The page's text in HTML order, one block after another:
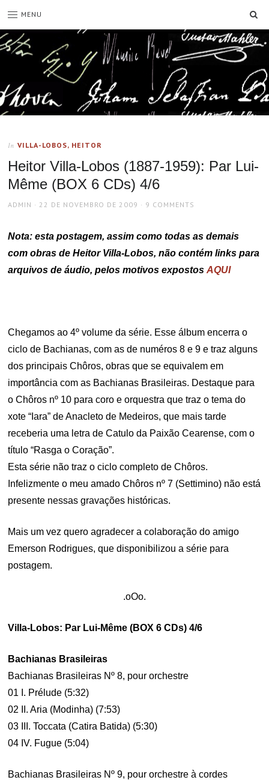
MENU
In VILLA-LOBOS, HEITOR
Heitor Villa-Lobos (1887-1959): Par Lui-
Même (BOX 6 CDs) 4/6
AUTHOR
ADMIN
POSTED
22 DE NOVEMBRO DE 2009 9 COMMENTS
Nota: esta postagem, assim como todas as demais
com obras de Heitor Villa-Lobos, não contém links para
arquivos de áudio, pelos motivos expostosAQUI
Chegamos ao 4º volume da série. Esse álbum encerra o
ciclo de Bachianas, com as de numéros 8 e 9 e traz alguns
dos principais Chôros, obras que se equivalem em
importância com as Bachianas Brasileiras. Destaque para
o Chôros nº 10 para coro e orquestra que traz o tema do
xote “Iara” de Anacleto de Medeiros, que mais tarde
receberia uma letra de Catulo da Paixão Cearense, com o
título “Rasga o Coração”.
Esta série não traz o ciclo completo de Chôros.
Infelizmente o meu amado Chôros nº 7 (Settimino) não está
presente nessas gravações históricas.
Mais um vez quero agradecer a colaboração do amigo
Emerson Rodrigues, que disponibilizou a série para
postagem.
.oOo.
Villa-Lobos: Par Lui-Même (BOX 6 CDs) 4/6
Bachianas Brasileiras
Bachianas Brasileiras Nº 8, pour orchestre
01 I. Prélude (5:32)
02 II. Aria (Modinha) (7:53)
03 III. Toccata (Catira Batida) (5:30)
04 IV. Fugue (5:04)
Bachianas Brasileiras Nº 9, pour orchestre à cordes